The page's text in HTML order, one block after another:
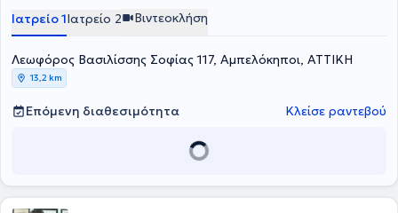
ιατρικές υπηρεσίες του στην Αθήνα και τη Θεσσαλονίκη. Η πρακτική
του είναι αφιερωμένη στην παροχή των υψηλότερων προτύπων
φροντίδας στη νευροχειρουργική και τη χειρουργική της
σπονδυλικής στήλης, με ιδιαίτερη έμφαση στις σύνθετες παθήσεις
της σπονδυλικής στήλης, τη χειρουργική αντιμετώπιση όγκων
Ιατρείο 1Ιατρείο 2 Βιντεοκλήση
Λεωφόρος Βασιλίσσης Σοφίας 117, Αμπελόκηποι, ΑΤΤΙΚΗ
13,2 km
Επόμενη διαθεσιμότητα Κλείσε ραντεβού